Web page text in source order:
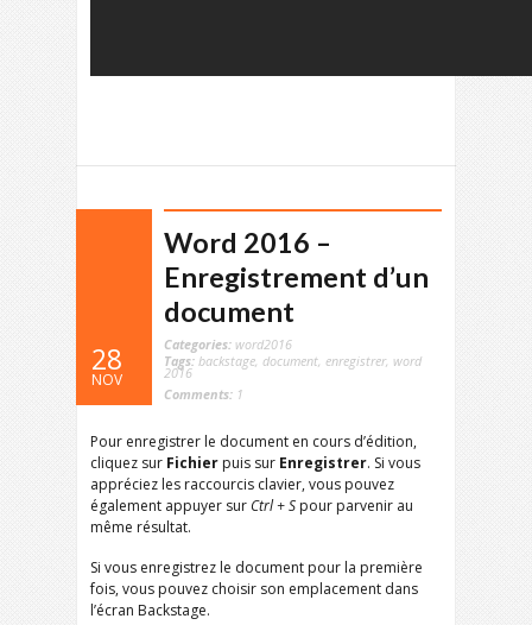
28
NOV
Word 2016 –
Enregistrement d’un
document
Categories: word2016
Tags: backstage, document, enregistrer, word
2016
Comments: 1
Pour enregistrer le document en cours d’édition,
cliquez sur Fichier puis sur Enregistrer. Si vous
appréciez les raccourcis clavier, vous pouvez
également appuyer sur Ctrl + S pour parvenir au
même résultat.
Si vous enregistrez le document pour la première
fois, vous pouvez choisir son emplacement dans
l’écran Backstage.